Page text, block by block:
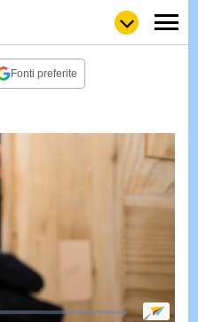
LOLGULP
LOVENEWS
STORIE
VIDEO
& TV
QUIZ
&
Fonti preferite